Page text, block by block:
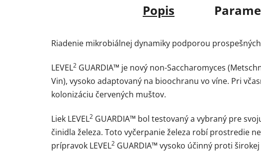
Popis
Riadenie mikrobiálnej dynamiky podporou
LEVEL2 GUARDIA™ je nový non-Saccharomyces
Vin), vysoko adaptovaný na bioochranu vo víne. Pri
kolonizáciu červených muštov.
Liek LEVEL2 GUARDIA™ bol testovaný a vybraný pre
činidla železa. Toto vyčerpanie železa robí prostredie
prípravok LEVEL2 GUARDIA™ vysoko účinný proti